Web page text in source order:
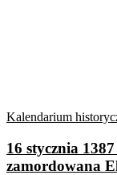
Kalendarium
16 stycznia
zamordowana